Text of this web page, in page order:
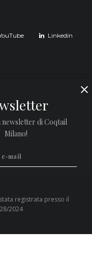
Linkedin
di Coqtail
Milano!
Privacy Policyregistrata presso il
2024